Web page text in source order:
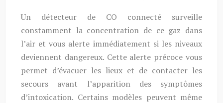
Un détecteur de CO connecté surveille
constamment la concentration de ce gaz dans
l’air et vous alerte immédiatement si les niveaux
deviennent dangereux. Cette alerte précoce vous
permet d’évacuer les lieux et de contacter les
secours avant l’apparition des symptômes
d’intoxication. Certains modèles peuvent même